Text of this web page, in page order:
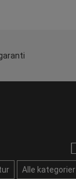
Alle kategorier